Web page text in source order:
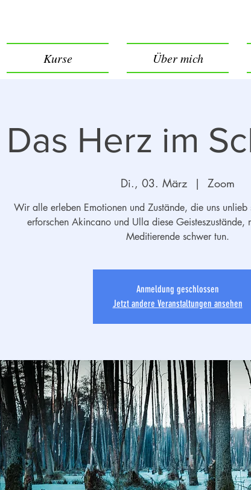
Kurse Über mich
Das Herz im
Di., 03. März
  |
Zoom
Wir alle erleben Emotionen und Zustände, die uns
erforschen Akincano und Ulla diese Geisteszustände,
Meditierende schwer tun.
Anmeldung geschlossen
Jetzt andere Veranstaltungen ansehen